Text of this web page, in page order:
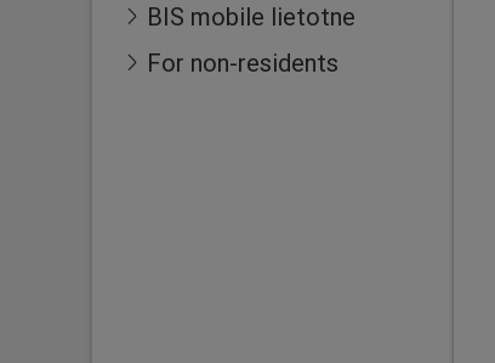
BIS mobile lietotne
For non-residents